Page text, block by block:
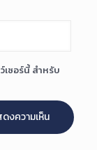
เซอร์นี้ สำหรับ